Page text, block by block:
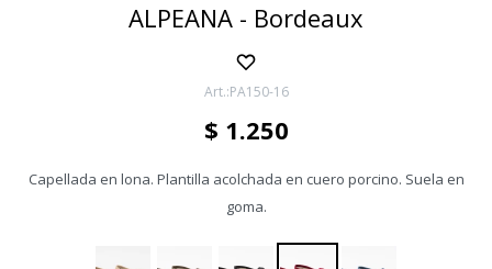
ALPEANA - Bordeaux
PA150-16
$ 1.250
Capellada en lona. Plantilla acolchada en cuero porcino. Suela en
goma.